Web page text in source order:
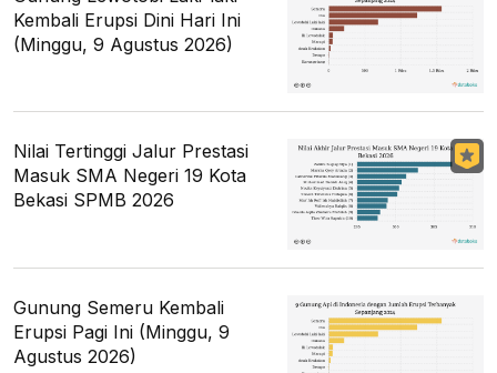
Kembali Erupsi Dini Hari Ini
(Minggu, 9 Agustus 2026)
Nilai Tertinggi Jalur Prestasi
Masuk SMA Negeri 19 Kota
Bekasi SPMB 2026
Gunung Semeru Kembali
Erupsi Pagi Ini (Minggu, 9
Agustus 2026)